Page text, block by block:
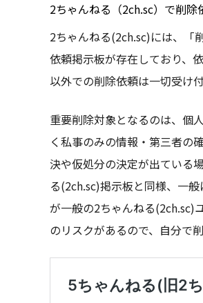
2ちゃんねる（2ch.sc）で削除
2ちゃんねる(2ch.sc)には、「
依頼掲⽰板が存在しており、
以外での削除依頼は⼀切受け
重要削除対象となるのは、個
く私事のみの情報・第三者の
決や仮処分の決定が出ている
る(2ch.sc)掲⽰板と同様、⼀
が⼀般の2ちゃんねる(2ch.sc)
のリスクがあるので、⾃分で